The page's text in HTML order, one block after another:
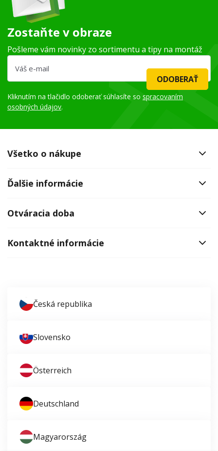
Zostaňte v obraze
Pošleme vám novinky zo sortimentu a tipy na montáž
ODOBERAŤ
Kliknutím na tlačidlo odoberať súhlasíte so spracovaním
osobných údajov.
Všetko o nákupe
Ďalšie informácie
Otváracia doba
Kontaktné informácie
Česká republika
Slovensko
Österreich
Deutschland
Magyarország